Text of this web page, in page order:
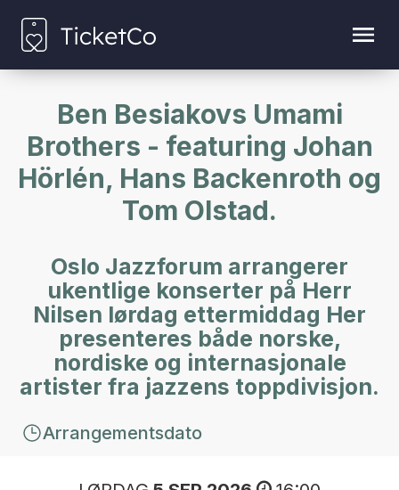
Ben Besiakovs Umami
Brothers - featuring Johan
Hörlén, Hans Backenroth og
Tom Olstad.
Oslo Jazzforum arrangerer
ukentlige konserter på Herr
Nilsen lørdag ettermiddag Her
presenteres både norske,
nordiske og internasjonale
artister fra jazzens toppdivisjon.
Arrangementsdato